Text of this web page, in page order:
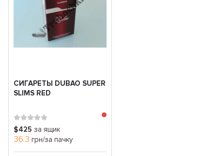
СИГАРЕТЫ DUBAO SUPER
SLIMS RED
$425 за ящик
36.3 грн/за пачку